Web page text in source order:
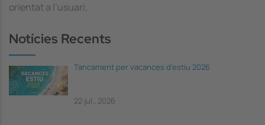
orientat a l’usuari.
Notícies Recents
Tancament per vacances d'estiu 2026
22 jul., 2026